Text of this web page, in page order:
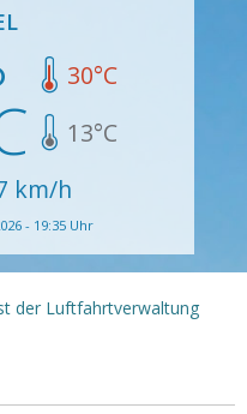
30°C
13°C
km/h
- 19:35 Uhr
der Luftfahrtverwaltung